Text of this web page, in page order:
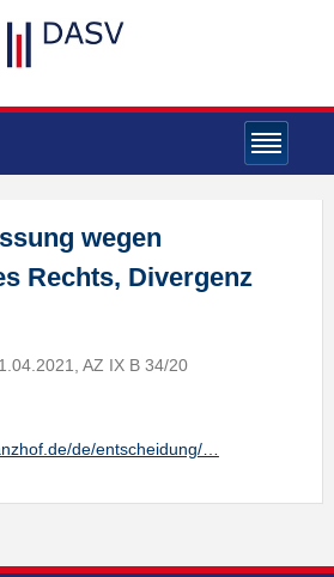
wegen
Rechts, Divergenz
AZ IX B 34/20
de/entscheidung/…